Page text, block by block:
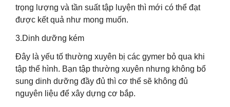
trọng lượng và tần suất tập luyện thì mới có thể đạt
được kết quả như mong muốn.
3.Dinh dưỡng kém
Đây là yếu tố thường xuyên bị các gymer bỏ qua khi
tập thể hình. Bạn tập thường xuyên nhưng không bổ
sung dinh dưỡng đầy đủ thì cơ thể sẽ không đủ
nguyên liệu để xây dựng cơ bắp.